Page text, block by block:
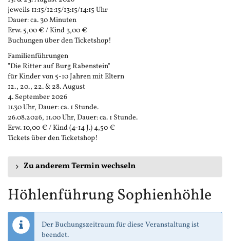
jeweils 11:15/12:15/13:15/14:15 Uhr
Dauer: ca. 30 Minuten
Erw. 5,00 € / Kind 3,00 €
Buchungen über den Ticketshop!
Familienführungen
"Die Ritter auf Burg Rabenstein"
für Kinder von 5-10 Jahren mit Eltern
12., 20., 22. & 28. August
4. September 2026
11.30 Uhr, Dauer: ca. 1 Stunde.
26.08.2026, 11.00 Uhr, Dauer: ca. 1 Stunde.
Erw. 10,00 € / Kind (4-14 J.) 4,50 €
Tickets über den Ticketshop!
Zu anderem Termin wechseln
Höhlenführung Sophienhöhle
Der Buchungszeitraum für diese Veranstaltung ist
beendet.